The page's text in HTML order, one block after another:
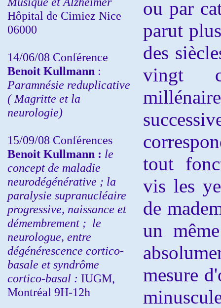
Hôpital de Cimiez Nice
06000
14/06/08 Conférence
Benoit Kullmann :
Paramnésie reduplicative
( Magritte et la
neurologie)
15/09/08 Conférences
Benoit Kullmann : le
concept de maladie
neurodégénérative ; la
paralysie supranucléaire
progressive, naissance et
démembrement ; le
neurologue, entre
dégénérescence cortico-
basale et syndrôme
cortico-basal : IUGM,
Montréal 9H-12h
ou par
parut
des
vingt
tout
vis les
de
un
mesure